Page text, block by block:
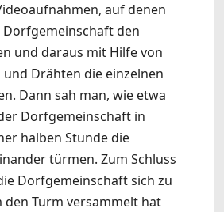
auf denen
den
und daraus mit Hilfe von
Drähten die einzelnen
Dann sah man, wie etwa
Dorfgemeinschaft in
halben Stunde die
türmen. Zum Schluss
Dorfgemeinschaft sich zu
den Turm versammelt hat